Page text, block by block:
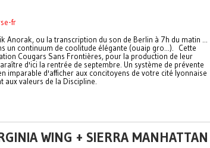
fr
Anorak, ou la transcription du son de Berlin à 7h du matin ...
un continuum de coolitude élégante (ouaip gro...). Cette
Cougars Sans Frontières, pour la production de leur
d'ici la rentrée de septembre. Un système de prévente
imparable d'afficher aux concitoyens de votre cité lyonnaise
valeurs de la Discipline.
WING + SIERRA MANHATTAN